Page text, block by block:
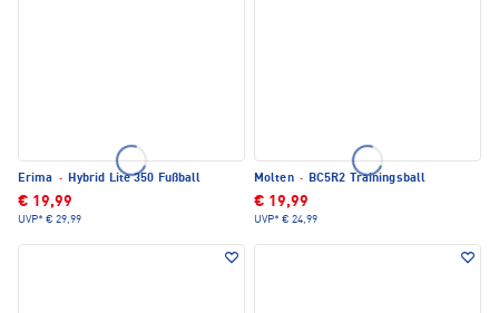
Erima · Hybrid Lite 350 Fußball
€ 19,99
UVP* € 29,99
Molten · BC5R2 Trainingsball
€ 19,99
UVP* € 24,99